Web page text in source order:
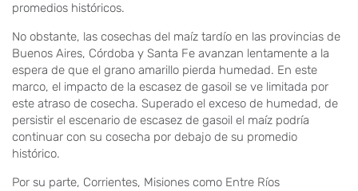
promedios históricos.
No obstante, las cosechas del maíz tardío en las provincias de
Buenos Aires, Córdoba y Santa Fe avanzan lentamente a la
espera de que el grano amarillo pierda humedad. En este
marco, el impacto de la escasez de gasoil se ve limitada por
este atraso de cosecha. Superado el exceso de humedad, de
persistir el escenario de escasez de gasoil el maíz podría
continuar con su cosecha por debajo de su promedio
histórico.
Por su parte, Corrientes, Misiones como Entre Ríos